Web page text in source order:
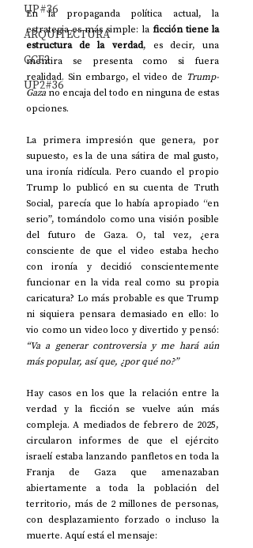
UP#36
ARQUITECTURA
CCF2
UP2#36
En la propaganda política actual, la
estrategia es más simple: la ficción tiene la
estructura de la verdad, es decir, una
mentira se presenta como si fuera
realidad. Sin embargo, el video de Trump-
Gaza no encaja del todo en ninguna de estas
opciones.
La primera impresión que genera, por
supuesto, es la de una sátira de mal gusto,
una ironía ridícula. Pero cuando el propio
Trump lo publicó en su cuenta de Truth
Social, parecía que lo había apropiado “en
serio”, tomándolo como una visión posible
del futuro de Gaza. O, tal vez, ¿era
consciente de que el video estaba hecho
con ironía y decidió conscientemente
funcionar en la vida real como su propia
caricatura? Lo más probable es que Trump
ni siquiera pensara demasiado en ello: lo
“Va a generar controversia y me hará aún
más popular, así que, ¿por qué no?”
Hay casos en los que la relación entre la
verdad y la ficción se vuelve aún más
compleja. A mediados de febrero de 2025,
circularon informes de que el ejército
israelí estaba lanzando panfletos en toda la
Franja de Gaza que amenazaban
abiertamente a toda la población del
territorio, más de 2 millones de personas,
con desplazamiento forzado o incluso la
muerte. Aquí está el mensaje: